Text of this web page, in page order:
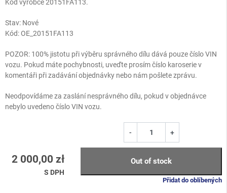
Kód výrobce 20151FA113.
Stav: Nové
Kód:OE_20151FA113
POZOR: 100% jistotu při výběru správného dílu dává pouze číslo VIN
vozu. Pokud máte pochybnosti, uveďte prosím číslo karoserie v
komentáři při zadávání objednávky nebo nám pošlete zprávu.
Neodpovídáme za zaslání nesprávného dílu, pokud v objednávce
nebylo uvedeno číslo VIN vozu.
2 000,00 zł
S DPH
- +
Out of stock
Přidat do oblíbených